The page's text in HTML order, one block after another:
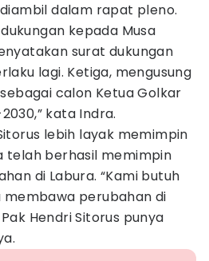
dalam rapat pleno.
kepada Musa
surat dukungan
lagi. Ketiga, mengusung
calon Ketua Golkar
kata Indra.
lebih layak memimpin
telah berhasil memimpin
di Labura. “Kami butuh
membawa perubahan di
Hendri Sitorus punya